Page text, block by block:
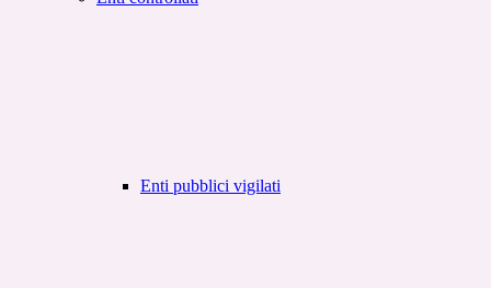
Enti pubblici vigilati